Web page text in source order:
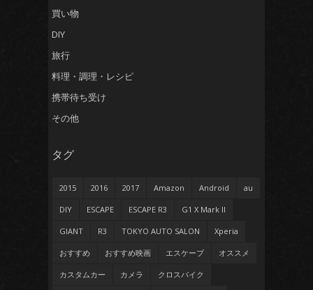
買い物
DIY
旅行
料理・調理・レシピ
携帯待ち受け
その他
タグ
2015 2016 2017 Amazon Android au
DIY ESCAPE ESCAPE R3 G1 X Mark II
GIANT R3 TOKYO AUTO SALON Xperia
おすすめ おすすめ映画 エスケープ オススメ
カスタムカー カメラ クロスバイク